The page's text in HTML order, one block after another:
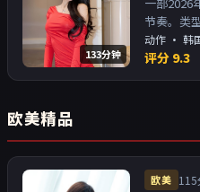
133分钟
节奏。类
白密度高
适合喜欢
动作 · 韩
评分 9.3
欧美精品
欧美 115